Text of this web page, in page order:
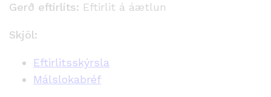
Gerð eftirlits: Eftirlit á áætlun
Skjöl:
Eftirlitsskýrsla
Málslokabréf